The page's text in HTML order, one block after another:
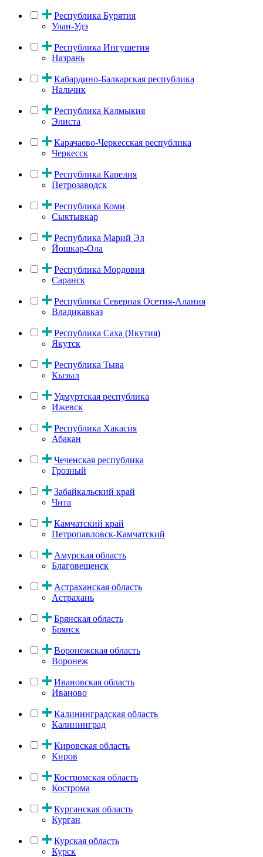
Республика Бурятия
Улан-Удэ
Республика Ингушетия
Назрань
Кабардино-Балкарская республика
Нальчик
Республика Калмыкия
Элиста
Карачаево-Черкесская республика
Черкесск
Республика Карелия
Петрозаводск
Республика Коми
Сыктывкар
Республика Марий Эл
Йошкар-Ола
Республика Мордовия
Саранск
Республика Северная Осетия-Алания
Владикавказ
Республика Саха (Якутия)
Якутск
Республика Тыва
Кызыл
Удмуртская республика
Ижевск
Республика Хакасия
Абакан
Чеченская республика
Грозный
Забайкальский край
Чита
Камчатский край
Петропавловск-Камчатский
Амурская область
Благовещенск
Астраханская область
Астрахань
Брянская область
Брянск
Воронежская область
Воронеж
Ивановская область
Иваново
Калининградская область
Калининград
Кировская область
Киров
Костромская область
Кострома
Курганская область
Курган
Курская область
Курск